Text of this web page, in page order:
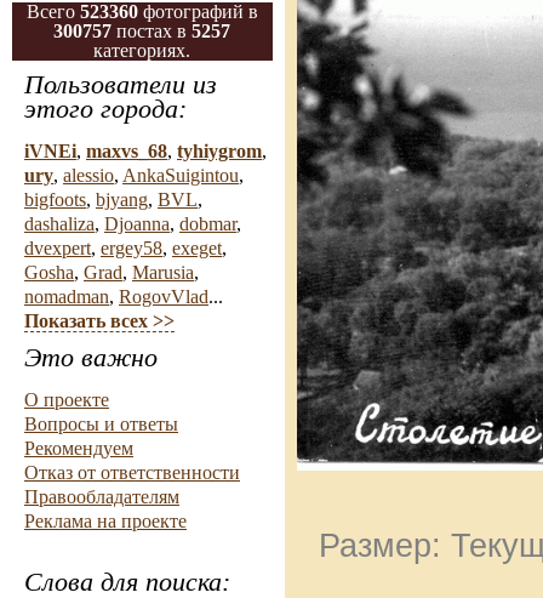
Всего 523360 фотографий в
300757 постах в5257
категориях.
Пользователи из
этого города:
iVNEi, maxvs_68, tyhiygrom,
ury, alessio, AnkaSuigintou,
bigfoots, bjyang, BVL,
dashaliza, Djoanna, dobmar,
dvexpert, ergey58, exeget,
Gosha, Grad, Marusia,
nomadman, RogovVlad...
Показать всех >>
Это важно
О проекте
Вопросы и ответы
Рекомендуем
Отказ от ответственности
Правообладателям
Реклама на проекте
Слова для поиска:
Размер: